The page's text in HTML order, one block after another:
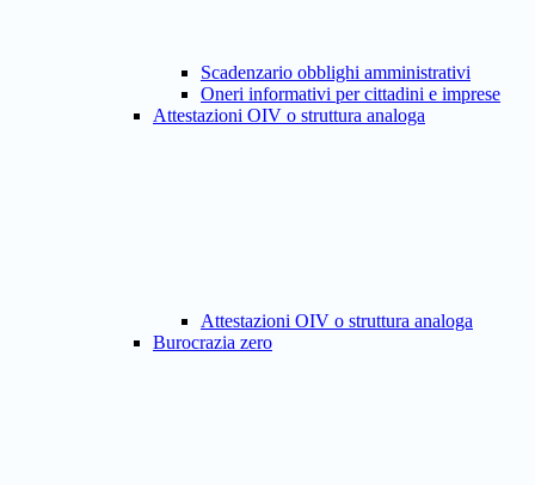
Scadenzario obblighi amministrativi
Oneri informativi per cittadini e imprese
Attestazioni OIV o struttura analoga
Attestazioni OIV o struttura analoga
Burocrazia zero